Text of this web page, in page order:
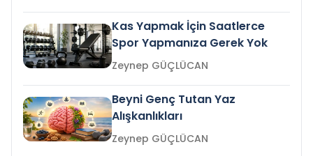
Kas Yapmak İçin Saatlerce
Spor Yapmanıza Gerek Yok
Zeynep GÜÇLÜCAN
Beyni Genç Tutan Yaz
Alışkanlıkları
Zeynep GÜÇLÜCAN